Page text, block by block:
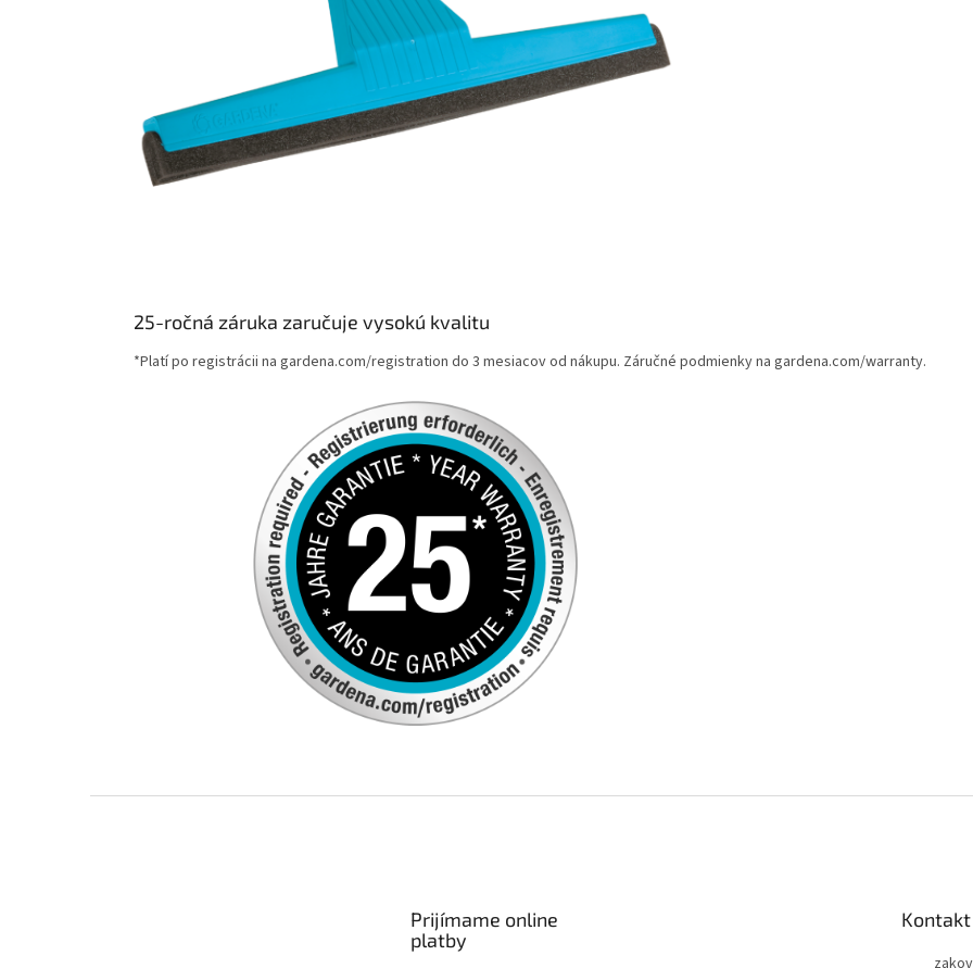
25-ročná záruka zaručuje vysokú kvalitu
*Platí po registrácii na gardena.com/registration do 3 mesiacov od nákupu. Záručné podmienky na gardena.com/warranty.
Prijímame online
platby
Kontakt